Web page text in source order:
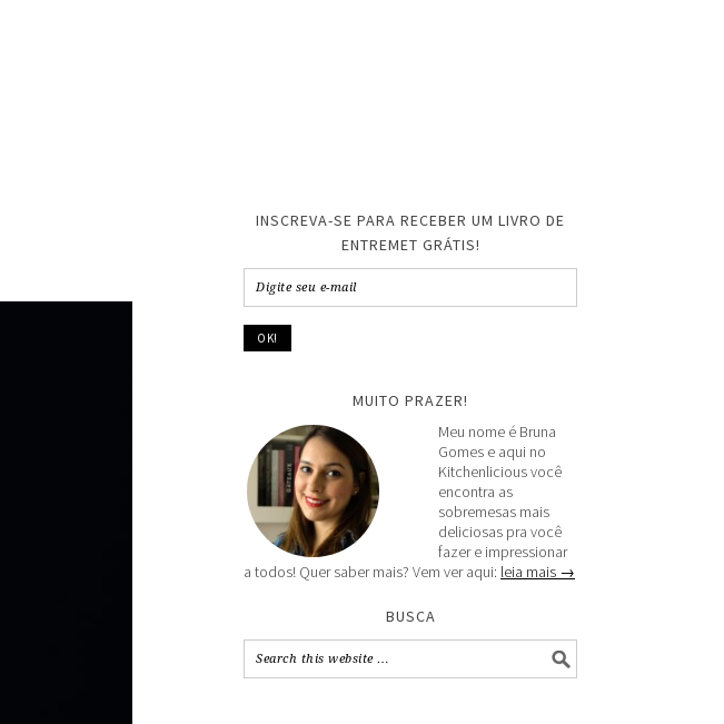
INSCREVA-SE PARA RECEBER UM LIVRO DE
ENTREMET GRÁTIS!
MUITO PRAZER!
Meu nome é Bruna
Gomes e aqui no
Kitchenlicious você
encontra as
sobremesas mais
deliciosas pra você
fazer e impressionar
a todos! Quer saber mais? Vem ver aqui: leia mais →
BUSCA